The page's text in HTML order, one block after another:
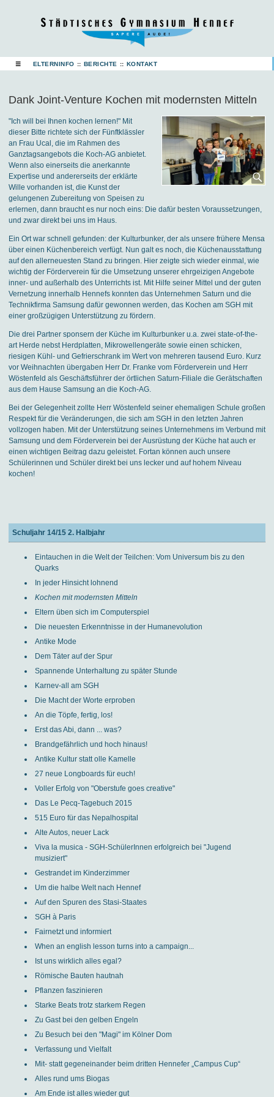
☰ ELTERNINFO :: BERICHTE :: KONTAKT
Dank Joint-Venture Kochen mit modernsten Mitteln
"Ich will bei Ihnen kochen lernen!" Mit
dieser Bitte richtete sich der Fünftklässler
an Frau Ucal, die im Rahmen des
Ganztagsangebots die Koch-AG anbietet.
Wenn also einerseits die anerkannte
Expertise und andererseits der erklärte
Wille vorhanden ist, die Kunst der
gelungenen Zubereitung von Speisen zu
erlernen, dann braucht es nur noch eins: Die dafür besten Voraussetzungen,
und zwar direkt bei uns im Haus.
Ein Ort war schnell gefunden: der Kulturbunker, der als unsere frühere Mensa
über einen Küchenbereich verfügt. Nun galt es noch, die Küchenausstattung
auf den allerneuesten Stand zu bringen. Hier zeigte sich wieder einmal, wie
wichtig der Förderverein für die Umsetzung unserer ehrgeizigen Angebote
inner- und außerhalb des Unterrichts ist. Mit Hilfe seiner Mittel und der guten
Vernetzung innerhalb Hennefs konnten das Unternehmen Saturn und die
Technikfirma Samsung dafür gewonnen werden, das Kochen am SGH mit
einer großzügigen Unterstützung zu fördern.
Die drei Partner sponsern der Küche im Kulturbunker u.a. zwei state-of-the-
art Herde nebst Herdplatten, Mikrowellengeräte sowie einen schicken,
riesigen Kühl- und Gefrierschrank im Wert von mehreren tausend Euro. Kurz
vor Weihnachten übergaben Herr Dr. Franke vom Förderverein und Herr
Wöstenfeld als Geschäftsführer der örtlichen Saturn-Filiale die Gerätschaften
aus dem Hause Samsung an die Koch-AG.
Bei der Gelegenheit zollte Herr Wöstenfeld seiner ehemaligen Schule großen
Respekt für die Veränderungen, die sich am SGH in den letzten Jahren
vollzogen haben. Mit der Unterstützung seines Unternehmens im Verbund mit
Samsung und dem Förderverein bei der Ausrüstung der Küche hat auch er
einen wichtigen Beitrag dazu geleistet. Fortan können auch unsere
Schülerinnen und Schüler direkt bei uns lecker und auf hohem Niveau
kochen!
Schuljahr 14/15 2. Halbjahr
Eintauchen in die Welt der Teilchen: Vom Universum bis zu den
Quarks
In jeder Hinsicht lohnend
Kochen mit modernsten Mitteln
Eltern üben sich im Computerspiel
Die neuesten Erkenntnisse in der Humanevolution
Antike Mode
Dem Täter auf der Spur
Spannende Unterhaltung zu später Stunde
Karnev-all am SGH
Die Macht der Worte erproben
An die Töpfe, fertig, los!
Erst das Abi, dann ... was?
Brandgefährlich und hoch hinaus!
Antike Kultur statt olle Kamelle
27 neue Longboards für euch!
Voller Erfolg von "Oberstufe goes creative"
Das Le Pecq-Tagebuch 2015
515 Euro für das Nepalhospital
Alte Autos, neuer Lack
Viva la musica - SGH-SchülerInnen erfolgreich bei "Jugend
musiziert"
Gestrandet im Kinderzimmer
Um die halbe Welt nach Hennef
Auf den Spuren des Stasi-Staates
SGH à Paris
Fairnetzt und informiert
When an english lesson turns into a campaign...
Ist uns wirklich alles egal?
Römische Bauten hautnah
Pflanzen faszinieren
Starke Beats trotz starkem Regen
Zu Gast bei den gelben Engeln
Zu Besuch bei den "Magi" im Kölner Dom
Verfassung und Vielfalt
Mit- statt gegeneinander beim dritten Hennefer „Campus Cup“
Alles rund ums Biogas
Am Ende ist alles wieder gut